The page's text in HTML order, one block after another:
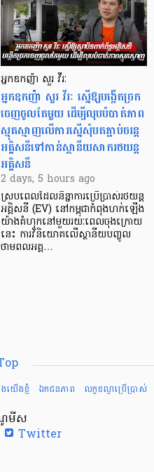
អ្នកឧកញ៉ា សួរ វីរៈ
អ្នកឧកញ៉ា សួរ វីរៈ ស្នើឱ្យបង្កើតច្រក
ចេញចូលតែមួយ ដើម្បីលុបបំបាត់ភាព
ស្មុគស្មាញលើការស្នើសុំបតភ្ជាប់ចរន្ត
អគ្គិសនីទៅកាន់ស្ថានីយសាករថយន្ត
អគ្គិសនី
2 days, 5 hours ago
ស្របពេលដែលនិន្នាការប្រើប្រាស់រថយន្ត
អគ្គិសនី (EV) នៅកម្ពុជាកំពុងហក់ឡើង
យ៉ាងគំហុកនៅមួយរយៈពេលចុងក្រោយ
នេះ ការវិនិយោគលើស្ថានីយបញ្ចូល
ថាមពលអគ្គ…
យើងខ្ញំ ឯកជនភាព លក្ខខណ្ឌ​ប្រើ​ប្រាស់
មីស
Twitter